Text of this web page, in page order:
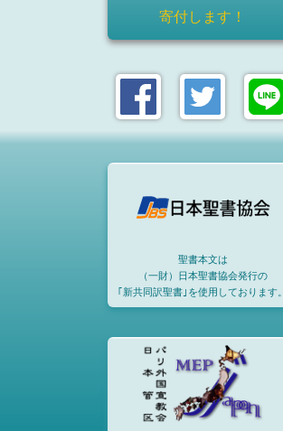
寄付します！
聖書本文は
（一財）日本聖書協会発行の
｢新共同訳聖書｣を使用しております。